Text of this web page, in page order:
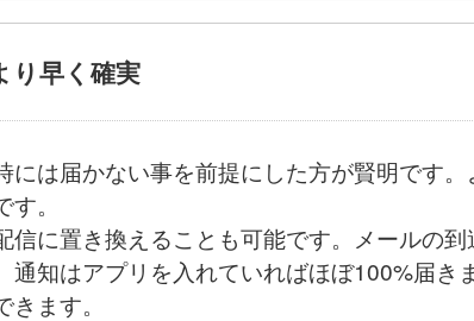
り早く確実
には届かない事を前提にした方が賢明です
。
信に置き換えることも可能です。メールの
通知はアプリを入れていればほぼ100%届き
ます。